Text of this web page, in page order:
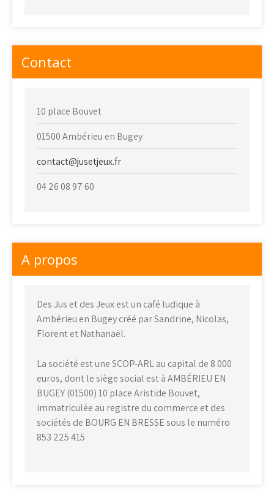
Contact
10 place Bouvet
01500 Ambérieu en Bugey
contact@jusetjeux.fr
04 26 08 97 60
A propos
Des Jus et des Jeux est un café ludique à
Ambérieu en Bugey créé par Sandrine, Nicolas,
Florent et Nathanaël.
La société est une SCOP-ARL au capital de 8 000
euros, dont le siège social est à AMBÉRIEU EN
BUGEY (01500) 10 place Aristide Bouvet,
immatriculée au registre du commerce et des
sociétés de BOURG EN BRESSE sous le numéro
853 225 415